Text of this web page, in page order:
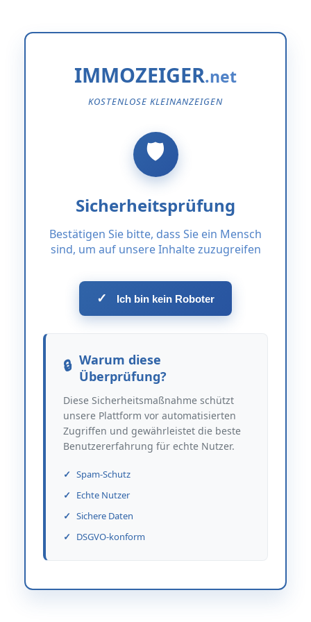
IMMOZEIGER
KOSTENLOSE KLEINANZEIGEN
Sicherheitsprüfung
Bestätigen Sie bitte, dass Sie ein Mensch
sind, um auf unsere Inhalte zuzugreifen
✓ Ich bin kein Roboter
Warum diese
Überprüfung?
Diese Sicherheitsmaßnahme schützt
unsere Plattform vor automatisierten
Zugriffen und gewährleistet die beste
Benutzererfahrung für echte Nutzer.
Spam-Schutz
Echte Nutzer
Sichere Daten
DSGVO-konform